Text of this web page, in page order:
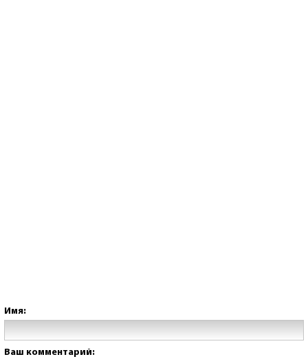
Имя:
Ваш комментарий: